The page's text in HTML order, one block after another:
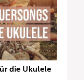
die Ukulele